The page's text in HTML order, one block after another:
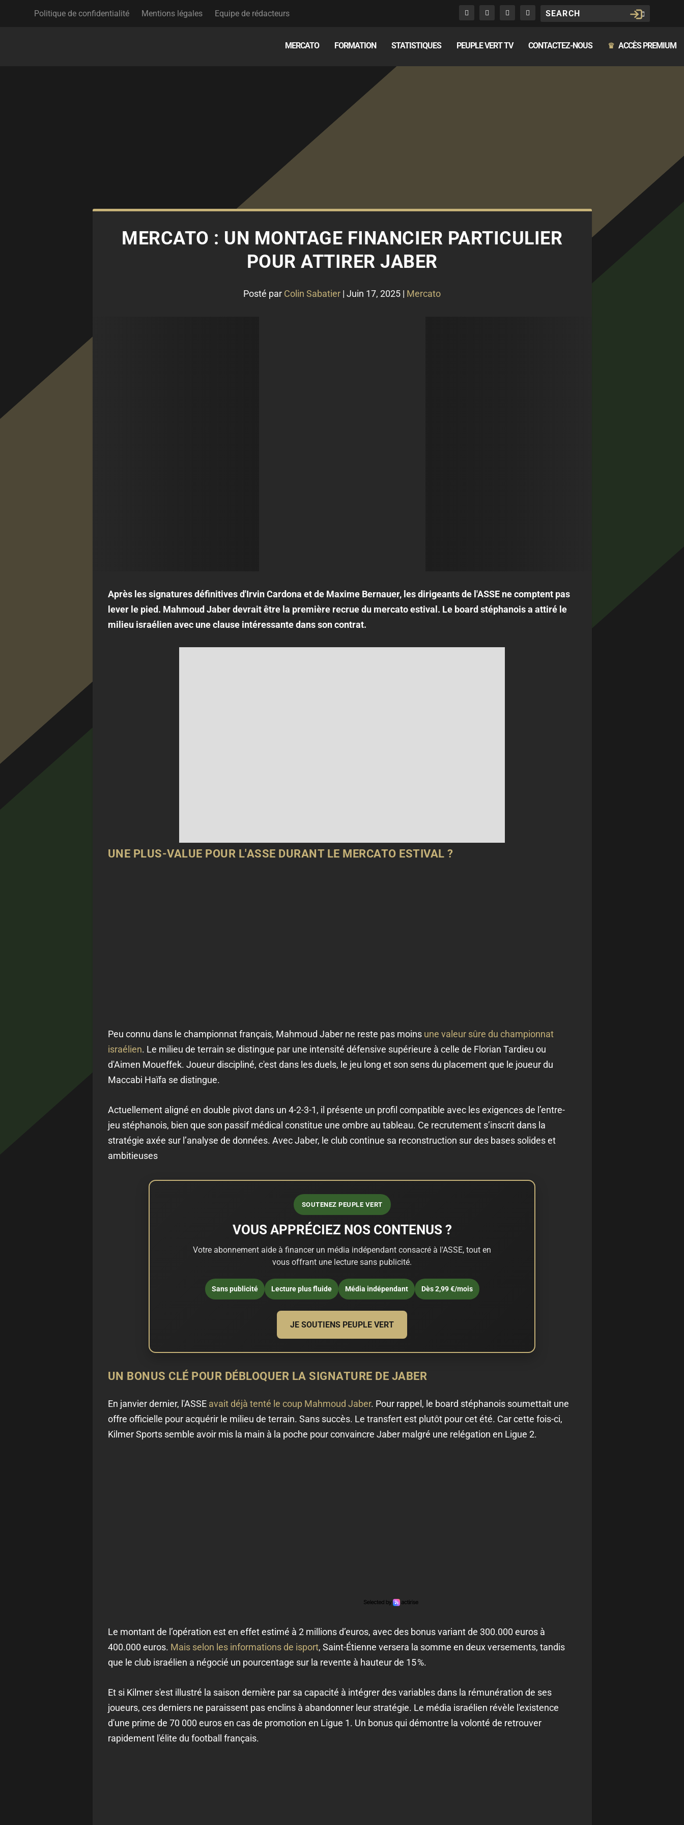
Politique de confidentialité Mentions légales Equipe de rédacteurs
MERCATO FORMATION STATISTIQUES PEUPLE VERT TV CONTACTEZ-NOUS ♛ ACCÈS PREMIUM
MERCATO : UN MONTAGE FINANCIER PARTICULIER
POUR ATTIRER JABER
Posté par Colin Sabatier | Juin 17, 2025 | Mercato
Après les signatures définitives d'Irvin Cardona et de Maxime Bernauer, les dirigeants de l'ASSE ne comptent pas
lever le pied. Mahmoud Jaber devrait être la première recrue du mercato estival. Le board stéphanois a attiré le
milieu israélien avec une clause intéressante dans son contrat.
UNE PLUS-VALUE POUR L'ASSE DURANT LE MERCATO ESTIVAL ?
Peu connu dans le championnat français, Mahmoud Jaber ne reste pas moins une valeur sûre du championnat
israélien. Le milieu de terrain se distingue par une intensité défensive supérieure à celle de Florian Tardieu ou
d'Aimen Moueffek. Joueur discipliné, c'est dans les duels, le jeu long et son sens du placement que le joueur du
Maccabi Haïfa se distingue.
Actuellement aligné en double pivot dans un 4-2-3-1, il présente un profil compatible avec les exigences de l’entre-
jeu stéphanois, bien que son passif médical constitue une ombre au tableau. Ce recrutement s’inscrit dans la
stratégie axée sur l’analyse de données. Avec Jaber, le club continue sa reconstruction sur des bases solides et
ambitieuses
SOUTENEZ PEUPLE VERT
VOUS APPRÉCIEZ NOS CONTENUS ?
Votre abonnement aide à financer un média indépendant consacré à l'ASSE, tout en
vous offrant une lecture sans publicité.
Sans publicité Lecture plus fluide Média indépendant Dès 2,99 €/mois
JE SOUTIENS PEUPLE VERT
UN BONUS CLÉ POUR DÉBLOQUER LA SIGNATURE DE JABER
En janvier dernier, l'ASSE avait déjà tenté le coup Mahmoud Jaber. Pour rappel, le board stéphanois soumettait une
offre officielle pour acquérir le milieu de terrain. Sans succès. Le transfert est plutôt pour cet été. Car cette fois-ci,
Kilmer Sports semble avoir mis la main à la poche pour convaincre Jaber malgré une relégation en Ligue 2.
Le montant de l’opération est en effet estimé à 2 millions d’euros, avec des bonus variant de 300.000 euros à
400.000 euros. Mais selon les informations de isport, Saint-Étienne versera la somme en deux versements, tandis
que le club israélien a négocié un pourcentage sur la revente à hauteur de 15 %.
Et si Kilmer s'est illustré la saison dernière par sa capacité à intégrer des variables dans la rémunération de ses
joueurs, ces derniers ne paraissent pas enclins à abandonner leur stratégie. Le média israélien révèle l'existence
d'une prime de 70 000 euros en cas de promotion en Ligue 1. Un bonus qui démontre la volonté de retrouver
rapidement l'élite du football français.